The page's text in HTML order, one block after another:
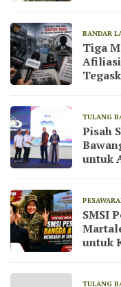
BANDAR
Tiga
Afiliasi
TULANG
Pisah
untuk
SMSI
untuk
TULANG